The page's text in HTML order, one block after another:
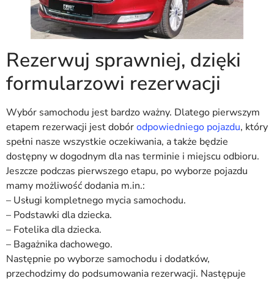
Rezerwuj sprawniej, dzięki
formularzowi rezerwacji
Wybór samochodu jest bardzo ważny. Dlatego pierwszym
etapem rezerwacji jest dobórodpowiedniego pojazdu, który
spełni nasze wszystkie oczekiwania, a także będzie
dostępny w dogodnym dla nas terminie i miejscu odbioru.
Jeszcze podczas pierwszego etapu, po wyborze pojazdu
mamy możliwość dodania m.in.:
– Usługi kompletnego mycia samochodu.
– Podstawki dla dziecka.
– Fotelika dla dziecka.
– Bagażnika dachowego.
Następnie po wyborze samochodu i dodatków,
przechodzimy do podsumowania rezerwacji. Następuje